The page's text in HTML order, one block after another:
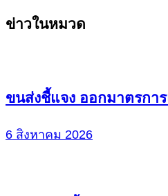
Continue
ข่าวในหมวด
ขนส่งชี้แจง ออกมาตรกา
6 สิงหาคม 2026